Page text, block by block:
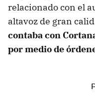
relacionado con el
altavoz de gran
contaba con
por medio de